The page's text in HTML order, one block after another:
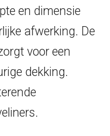
en dimensie
afwerking. De
voor een
dekking.